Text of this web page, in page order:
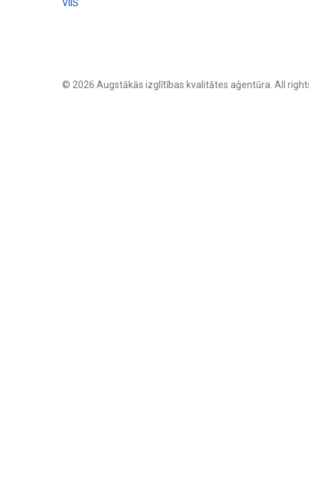
VIIS
© 2026 Augstākās izglītības kvalitātes aģentūra. All